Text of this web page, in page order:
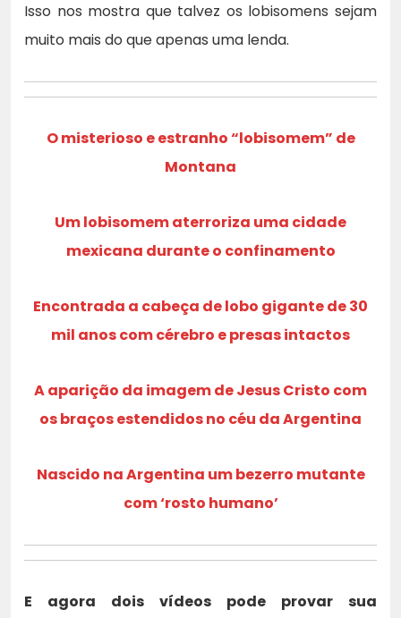
Isso nos mostra que talvez os lobisomens sejam
muito mais do que apenas uma lenda.
O misterioso e estranho “lobisomem” de
Montana
Um lobisomem aterroriza uma cidade
mexicana durante o confinamento
Encontrada a cabeça de lobo gigante de 30
mil anos com cérebro e presas intactos
A aparição da imagem de Jesus Cristo com
os braços estendidos no céu da Argentina
Nascido na Argentina um bezerro mutante
com ‘rosto humano’
E agora dois vídeos pode provar sua